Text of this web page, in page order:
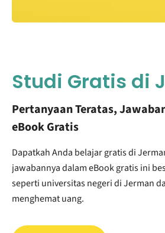
Studi Gratis di
Pertanyaan Teratas,
eBook Gratis
Dapatkah Anda belajar gratis di
jawabannya dalam eBook gratis ini
seperti universitas negeri di Jerman
menghemat uang.